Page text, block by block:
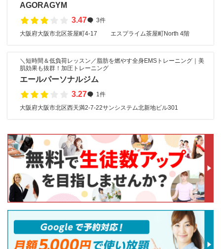
AGORAGYM
3.47
3件
大阪府大阪市北区茶屋町4-17 エスプライム茶屋町North 4階
＼短時間＆低負荷レッスン／脂肪を燃やす全身EMSトレーニング｜美
肌効果も抜群！加圧トレーニング
エールパーソナルジム
3.27
1件
大阪府大阪市北区西天満2-7-22サンシステム北新地ビル301